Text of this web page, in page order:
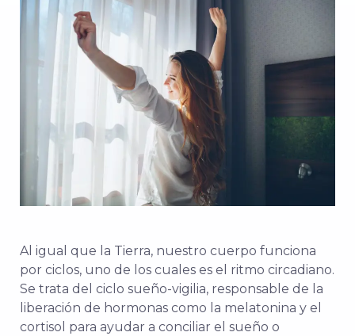
Al igual que la Tierra, nuestro cuerpo funciona
por ciclos, uno de los cuales es el ritmo circadiano.
Se trata del ciclo sueño-vigilia, responsable de la
liberación de hormonas como la melatonina y el
cortisol para ayudar a conciliar el sueño o